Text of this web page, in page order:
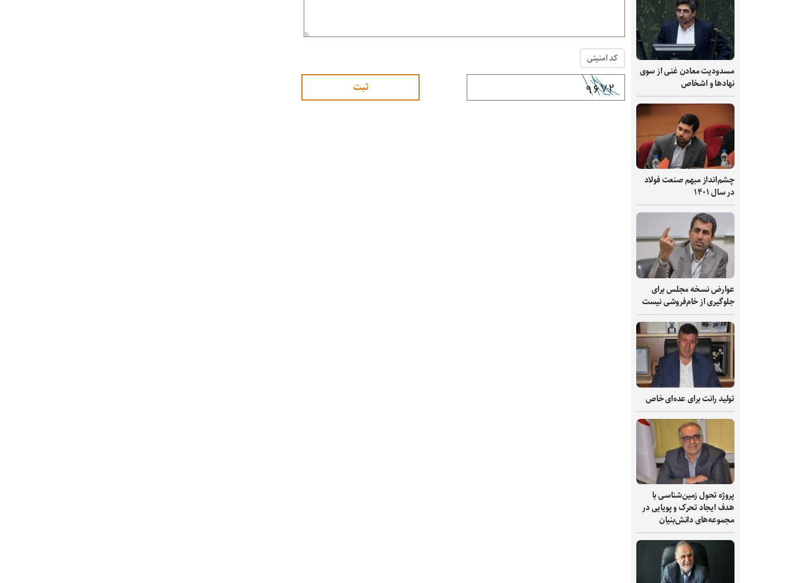
مسدودیت معادن غنی از سوی
نهادها و اشخاص
چشم‌انداز مبهم صنعت فولاد
در سال ۱۴۰۱
عوارض نسخه مجلس برای
جلوگیری از خام‌فروشی نیست
تولید رانت برای عده‌ای خاص
پروژه تحول زمین‌شناسی با
هدف ایجاد تحرک و پویایی در
مجموعه‌های دانش‌بنیان
کد امنیتی